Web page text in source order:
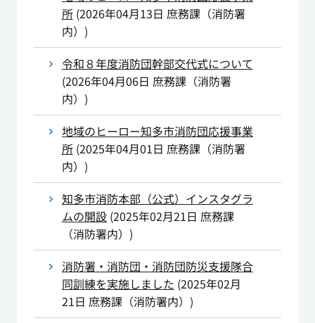
所(2026年04月13日 庶務課（消防署
内） )
令和８年度消防団幹部交代式について
(2026年04月06日 庶務課（消防署
内） )
地域のヒーロー知多市消防団応援事業
所(2025年04月01日 庶務課（消防署
内） )
知多市消防本部（公式）インスタグラ
ムの開設(2025年02月21日 庶務課
（消防署内） )
消防署・消防団・消防団防災支援隊合
同訓練を実施しました (2025年02月
21日 庶務課（消防署内） )